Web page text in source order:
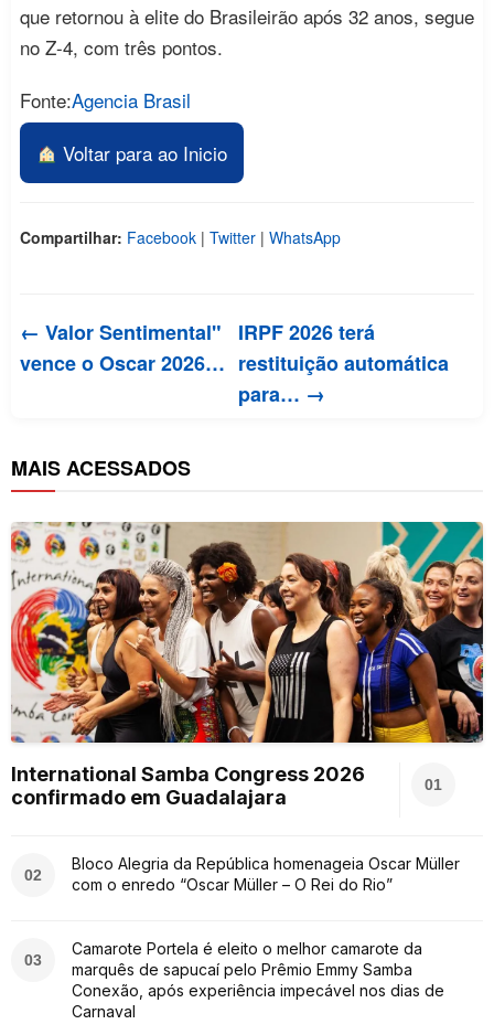
que retornou à elite do Brasileirão após 32 anos, segue
no Z-4, com três pontos.
Fonte:Agencia Brasil
Voltar para ao Inicio
Compartilhar: Facebook | Twitter | WhatsApp
← Valor Sentimental"
vence o Oscar 2026…
IRPF 2026 terá
restituição automática
para… →
MAIS ACESSADOS
International Samba Congress 2026
confirmado em Guadalajara
01
02
Bloco Alegria da República homenageia Oscar Müller
com o enredo “Oscar Müller – O Rei do Rio”
03
Camarote Portela é eleito o melhor camarote da
marquês de sapucaí pelo Prêmio Emmy Samba
Conexão, após experiência impecável nos dias de
Carnaval